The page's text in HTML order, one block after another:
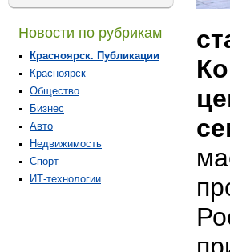
Новости по рубрикам
Красноярск. Публикации
Красноярск
Общество
Бизнес
Авто
Недвижимость
Спорт
ИТ-технологии